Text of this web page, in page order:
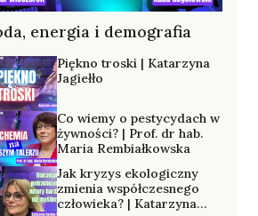
energia i demografia
Piękno troski | Katarzyna
Jagiełło
Co wiemy o pestycydach w
żywności? | Prof. dr hab.
Maria Rembiałkowska
Jak kryzys ekologiczny
zmienia współczesnego
człowieka? | Katarzyna